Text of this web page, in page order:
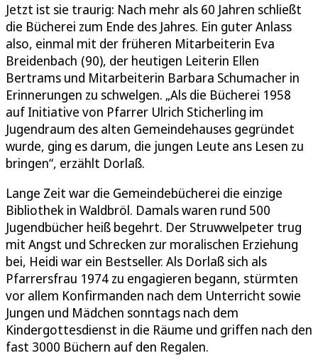
Jetzt ist sie traurig: Nach mehr als 60 Jahren schließt
die Bücherei zum Ende des Jahres. Ein guter Anlass
also, einmal mit der früheren Mitarbeiterin Eva
Breidenbach (90), der heutigen Leiterin Ellen
Bertrams und Mitarbeiterin Barbara Schumacher in
Erinnerungen zu schwelgen. „Als die Bücherei 1958
auf Initiative von Pfarrer Ulrich Sticherling im
Jugendraum des alten Gemeindehauses gegründet
wurde, ging es darum, die jungen Leute ans Lesen zu
bringen“, erzählt Dorlaß.
Lange Zeit war die Gemeindebücherei die einzige
Bibliothek in Waldbröl. Damals waren rund 500
Jugendbücher heiß begehrt. Der Struwwelpeter trug
mit Angst und Schrecken zur moralischen Erziehung
bei, Heidi war ein Bestseller. Als Dorlaß sich als
Pfarrersfrau 1974 zu engagieren begann, stürmten
vor allem Konfirmanden nach dem Unterricht sowie
Jungen und Mädchen sonntags nach dem
Kindergottesdienst in die Räume und griffen nach den
fast 3000 Büchern auf den Regalen.